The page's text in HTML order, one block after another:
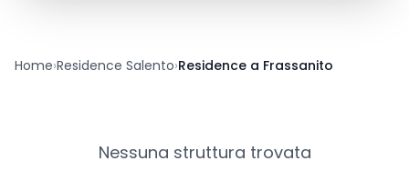
Home›Residence Salento›Residence a Frassanito
Nessuna struttura trovata